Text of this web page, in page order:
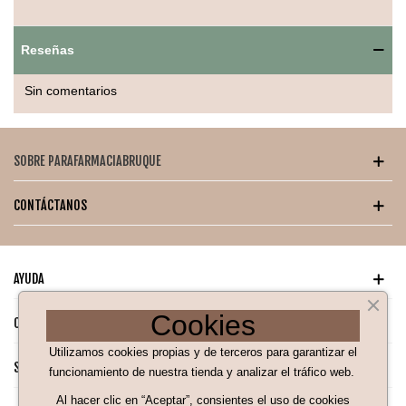
Alivio inmediato del picor
Modo de uso:Aplicar sobre la zona afectada limpia y seca, 2
a 3 veces al día o según necesidad.
Reseñas
Sin comentarios
SOBRE PARAFARMACIABRUQUE
CONTÁCTANOS
AYUDA
CATÁLOGO PARA TI
SÍGUENOS EN NUESTRAS REDES SOCIALES
Cookies
Utilizamos cookies propias y de terceros para garantizar el
funcionamiento de nuestra tienda y analizar el tráfico web.
Al hacer clic en “Aceptar”, consientes el uso de cookies